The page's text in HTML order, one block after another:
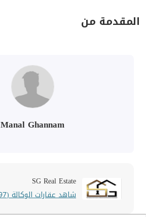
المقدمة من
Manal Ghannam
SG Real Estate
شاهد عقارات الوكالة (97)